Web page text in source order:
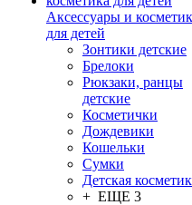
Аксессуары и
для детей
Зонтики детские
Брелоки
Рюкзаки, ранцы
детские
Косметички
Дождевики
Кошельки
Сумки
Детская
+ ЕЩЕ 3